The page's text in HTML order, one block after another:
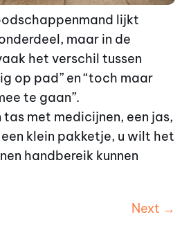
lijkt
maar in de
het verschil tussen
op pad” en “toch maar
te gaan”.
met medicijnen, een jas,
klein pakketje, u wilt het
handbereik kunnen
Next →